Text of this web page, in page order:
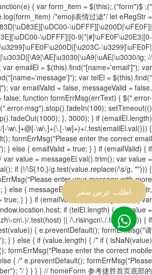
اطلب عرض سعر
{ var form_item = $(this);
/*emoji表情过滤*/ let eRegStr =
\uDFFF][\u200D|\uFE0F]|
\uDFFF]|[0-9|*|#]\uFE0F\u20E3|[0-
\u3299]\uFE0F|
ig; //
emailEl = $(this).find("[name='email']"); var
var telEl = $(this).find("
var emailValid = false, messageValid = false,
false; function formErrMsg(errText) { $(".error-
msg").stop().fadeIn(100); setTimeout(()
}, 3000); } if (emailEl.length)
[-\w\.]+@[-\w\.]+(\.[-\w]+)+/.test(emailEl.val())) {
formErrMsg("Please enter the correct email
} else { emailValid = true; } } if (emailValid) { if
var value = messageEl.val().trim(); var value =
if (!/\S{10,}/g.test(value.replace(/\s/g, ""))) {
enter your message with more
} else { messageEl.val(value.replace(eRegStr,
true; } } } if (emailValid && messageValid) { var
if (telEl.length) { var value =
cn\.)/.test(host) || /\.risingcn\./.test(host)) { if
{ e.preventDefault(); formErrMsg("请
} } else { if (value.length) { /* if ( isNaN(value)
formErrMsg("Please enter the correct mobile
{ /* e.preventDefault(); formErrMsg("Please
*/ } } } } // homeForm 参考捷胜首页底部的